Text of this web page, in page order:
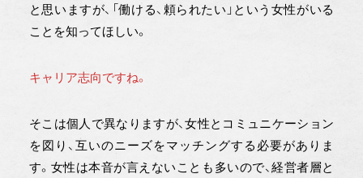
と思いますが、「働ける、頼られたい」という女性がいる
ことを知ってほしい。
キャリア志向ですね。
そこは個人で異なりますが、女性とコミュニケーション
を図り、互いのニーズをマッチングする必要がありま
す。女性は本音が言えないことも多いので、経営者層と